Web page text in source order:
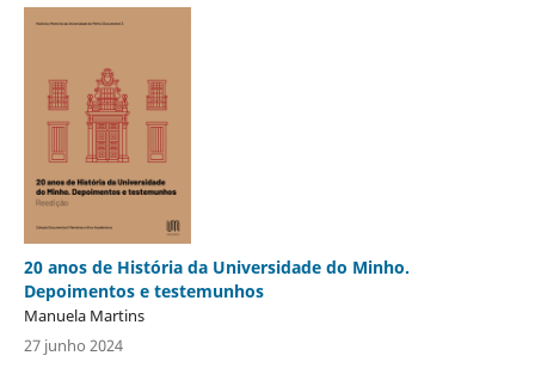
20 anos de História da Universidade do Minho.
Depoimentos e testemunhos
Manuela Martins
27 junho 2024